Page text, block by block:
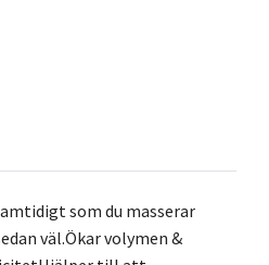
som du masserar
väl.Ökar volymen &